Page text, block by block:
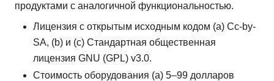
продуктами с аналогичной функциональностью.
Лицензия с открытым исходным кодом (a) Cc-by-
SA, (b) и (c) Стандартная общественная
лицензия GNU (GPL) v3.0.
Стоимость оборудования (a) 5–99 долларов